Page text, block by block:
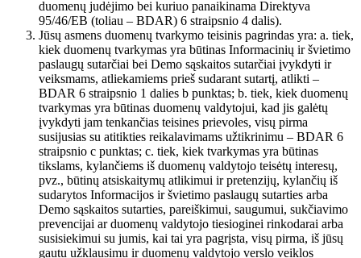
duomenų judėjimo bei kuriuo panaikinama Direktyva
95/46/EB (toliau – BDAR) 6 straipsnio 4 dalis).
Jūsų asmens duomenų tvarkymo teisinis pagrindas yra: a. tiek,
kiek duomenų tvarkymas yra būtinas Informacinių ir švietimo
paslaugų sutarčiai bei Demo sąskaitos sutarčiai įvykdyti ir
veiksmams, atliekamiems prieš sudarant sutartį, atlikti –
BDAR 6 straipsnio 1 dalies b punktas; b. tiek, kiek duomenų
tvarkymas yra būtinas duomenų valdytojui, kad jis galėtų
įvykdyti jam tenkančias teisines prievoles, visų pirma
susijusias su atitikties reikalavimams užtikrinimu – BDAR 6
straipsnio c punktas; c. tiek, kiek tvarkymas yra būtinas
tikslams, kylančiems iš duomenų valdytojo teisėtų interesų,
pvz., būtinų atsiskaitymų atlikimui ir pretenzijų, kylančių iš
sudarytos Informacijos ir švietimo paslaugų sutarties arba
Demo sąskaitos sutarties, pareiškimui, saugumui, sukčiavimo
prevencijai ar duomenų valdytojo tiesioginei rinkodarai arba
susisiekimui su jumis, kai tai yra pagrįsta, visų pirma, iš jūsų
gautu užklausimu ir duomenų valdytojo verslo veiklos